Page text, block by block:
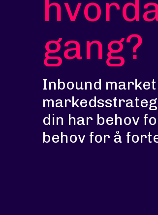
gang?
Inbound
din har behov
behov for å